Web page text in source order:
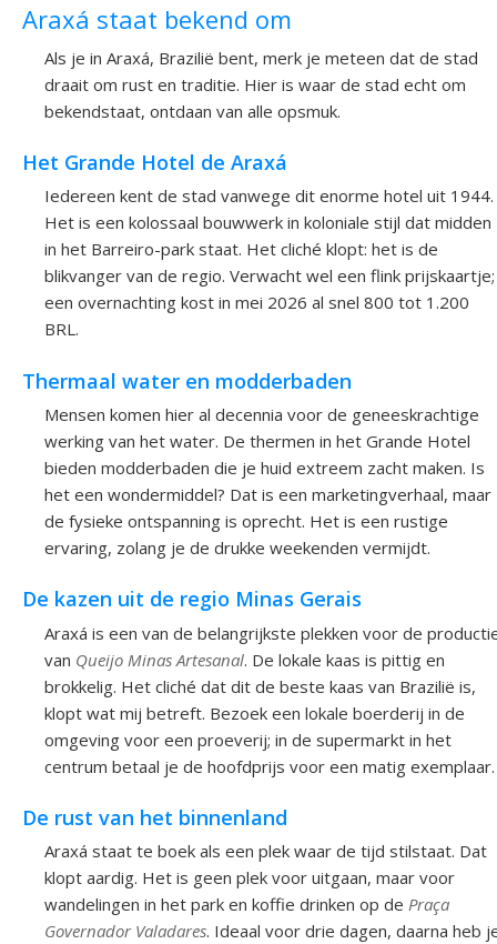
Araxá staat bekend om
Als je in Araxá, Brazilië bent, merk je meteen dat de stad
draait om rust en traditie. Hier is waar de stad echt om
bekendstaat, ontdaan van alle opsmuk.
Het Grande Hotel de Araxá
Iedereen kent de stad vanwege dit enorme hotel uit 1944.
Het is een kolossaal bouwwerk in koloniale stijl dat midden
in het Barreiro-park staat. Het cliché klopt: het is de
blikvanger van de regio. Verwacht wel een flink prijskaartje;
een overnachting kost in mei 2026 al snel 800 tot 1.200
BRL.
Thermaal water en modderbaden
Mensen komen hier al decennia voor de geneeskrachtige
werking van het water. De thermen in het Grande Hotel
bieden modderbaden die je huid extreem zacht maken. Is
het een wondermiddel? Dat is een marketingverhaal, maar
de fysieke ontspanning is oprecht. Het is een rustige
ervaring, zolang je de drukke weekenden vermijdt.
De kazen uit de regio Minas Gerais
Araxá is een van de belangrijkste plekken voor de
van Queijo Minas Artesanal. De lokale kaas is pittig en
brokkelig. Het cliché dat dit de beste kaas van Brazilië is,
klopt wat mij betreft. Bezoek een lokale boerderij in de
omgeving voor een proeverij; in de supermarkt in het
centrum betaal je de hoofdprijs voor een matig exemplaar.
De rust van het binnenland
Araxá staat te boek als een plek waar de tijd stilstaat. Dat
klopt aardig. Het is geen plek voor uitgaan, maar voor
wandelingen in het park en koffie drinken op de Praça
Governador Valadares. Ideaal voor drie dagen, daarna heb